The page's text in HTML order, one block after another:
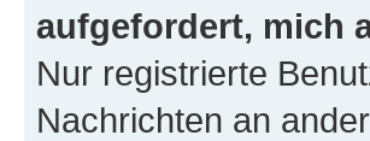
aufgefordert, mich
Nur registrierte
Nachrichten an